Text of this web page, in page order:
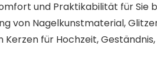
und Praktikabilität für Sie
von Nagelkunstmaterial,
für Hochzeit,